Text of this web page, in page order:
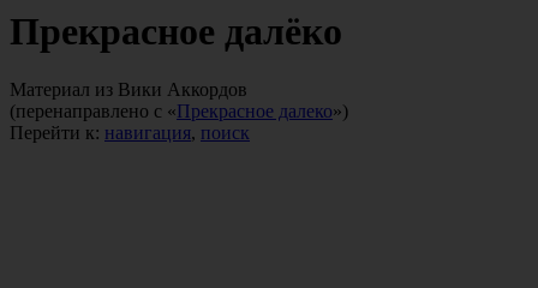
Прекрасное далёко
Материал из Вики Аккордов
(перенаправлено с «Прекрасное далеко»)
Перейти к: навигация, поиск